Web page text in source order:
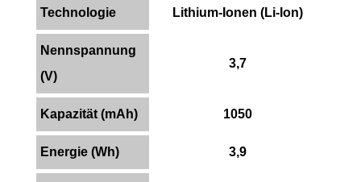
Technologie Lithium-Ionen (Li-Ion)
Nennspannung
(V)
3,7
Kapazität (mAh) 1050
Energie (Wh) 3,9